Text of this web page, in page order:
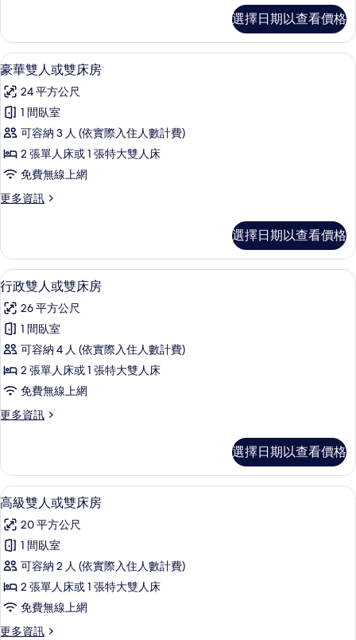
有
相
片
單
人
房
詳
情
選擇日期以查看價格
顯
示
豪
華
雙
人
或
雙
房
的
所
有
相
片
豪華雙人或雙床房 | 迷你吧、客房內
4
豪華雙人或雙床房
24 平方公尺
1 間臥室
可容納 3 人 (依實際入住人數計費)
2 張單人床或 1 張特大雙人床
免費無線上網
更多資訊
更
雙
人
或
雙
床
房
詳
情
選擇日期以查看價格
顯
示
行
政
雙
人
或
雙
房
的
所
有
相
片
行政雙人或雙床房 | 迷你吧、客房內
4
行政雙人或雙床房
26 平方公尺
1 間臥室
可容納 4 人 (依實際入住人數計費)
2 張單人床或 1 張特大雙人床
免費無線上網
更多資訊
更
雙
人
或
床
房
詳
情
選擇日期以查看價格
顯
示
高
級
雙
人
或
高級雙人或雙床房 | 迷你吧、客房內
5
高級雙人或雙床房
20 平方公尺
1 間臥室
可容納 2 人 (依實際入住人數計費)
2 張單人床或 1 張特大雙人床
免費無線上網
更多資訊
更